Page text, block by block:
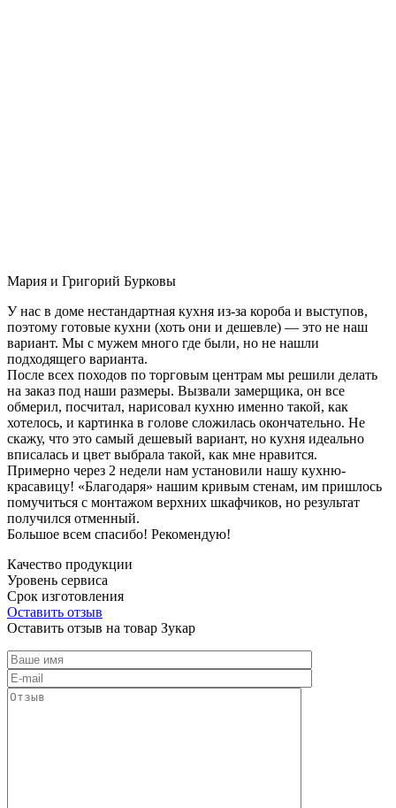
Мария и Григорий Бурковы
У нас в доме нестандартная кухня из-за короба и выступов,
поэтому готовые кухни (хоть они и дешевле) — это не наш
вариант. Мы с мужем много где были, но не нашли
подходящего варианта.
После всех походов по торговым центрам мы решили делать
на заказ под наши размеры. Вызвали замерщика, он все
обмерил, посчитал, нарисовал кухню именно такой, как
хотелось, и картинка в голове сложилась окончательно. Не
скажу, что это самый дешевый вариант, но кухня идеально
вписалась и цвет выбрала такой, как мне нравится.
Примерно через 2 недели нам установили нашу кухню-
красавицу! «Благодаря» нашим кривым стенам, им пришлось
помучиться с монтажом верхних шкафчиков, но результат
получился отменный.
Большое всем спасибо! Рекомендую!
Качество продукции
Уровень сервиса
Срок изготовления
Оставить отзыв
Оставить отзыв на товар Зукар